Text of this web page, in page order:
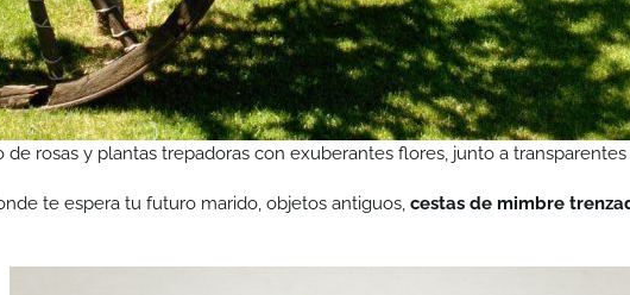
de rosas y plantas trepadoras con exuberantes flores, junto a
te espera tu futuro marido, objetos antiguos, cestas de mimbre